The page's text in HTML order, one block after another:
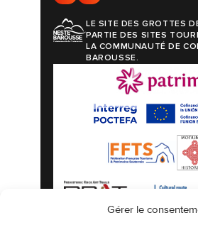
Gérer le
LE SITE DES GROTTES
PARTIE DES SITES
LA COMMUNAUTÉ DE
BAROUSSE.